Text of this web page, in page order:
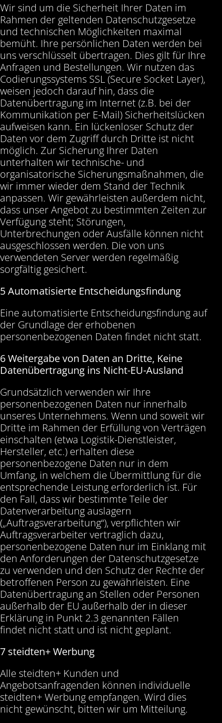
Wir sind um die Sicherheit Ihrer Daten im
Rahmen der geltenden Datenschutzgesetze
und technischen Möglichkeiten maximal
bemüht. Ihre persönlichen Daten werden bei
uns verschlüsselt übertragen. Dies gilt für Ihre
Anfragen und Bestellungen. Wir nutzen das
Codierungssystems SSL (Secure Socket Layer),
weisen jedoch darauf hin, dass die
Datenübertragung im Internet (z.B. bei der
Kommunikation per E-Mail) Sicherheitslücken
aufweisen kann. Ein lückenloser Schutz der
Daten vor dem Zugriff durch Dritte ist nicht
möglich. Zur Sicherung Ihrer Daten
unterhalten wir technische- und
organisatorische Sicherungsmaßnahmen, die
wir immer wieder dem Stand der Technik
anpassen. Wir gewährleisten außerdem nicht,
dass unser Angebot zu bestimmten Zeiten zur
Verfügung steht; Störungen,
Unterbrechungen oder Ausfälle können nicht
ausgeschlossen werden. Die von uns
verwendeten Server werden regelmäßig
sorgfältig gesichert.
5 Automatisierte Entscheidungsfindung
Eine automatisierte Entscheidungsfindung auf
der Grundlage der erhobenen
personenbezogenen Daten findet nicht statt.
6 Weitergabe von Daten an Dritte, Keine
Datenübertragung ins Nicht-EU-Ausland
Grundsätzlich verwenden wir Ihre
personenbezogenen Daten nur innerhalb
unseres Unternehmens. Wenn und soweit wir
Dritte im Rahmen der Erfüllung von Verträgen
einschalten (etwa Logistik-Dienstleister,
Hersteller, etc.) erhalten diese
personenbezogene Daten nur in dem
Umfang, in welchem die Übermittlung für die
entsprechende Leistung erforderlich ist. Für
den Fall, dass wir bestimmte Teile der
Datenverarbeitung auslagern
(„Auftragsverarbeitung“), verpflichten wir
Auftragsverarbeiter vertraglich dazu,
personenbezogene Daten nur im Einklang mit
den Anforderungen der Datenschutzgesetze
zu verwenden und den Schutz der Rechte der
betroffenen Person zu gewährleisten. Eine
Datenübertragung an Stellen oder Personen
außerhalb der EU außerhalb der in dieser
Erklärung in Punkt 2.3 genannten Fällen
findet nicht statt und ist nicht geplant.
7 steidten+ Werbung
Alle steidten+ Kunden und
Angebotsanfragenden können individuelle
steidten+ Werbung empfangen. Wird dies
nicht gewünscht, bitten wir um Mitteilung.